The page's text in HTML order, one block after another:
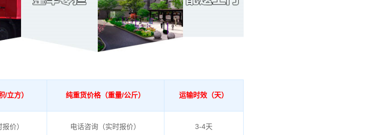
/立方） 纯重货价格（重量/公斤） 运输时效（天）
价） 电话咨询（实时报价） 3-4天